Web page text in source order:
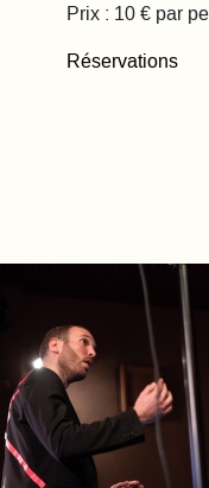
Prix : 10 € par
Réservations